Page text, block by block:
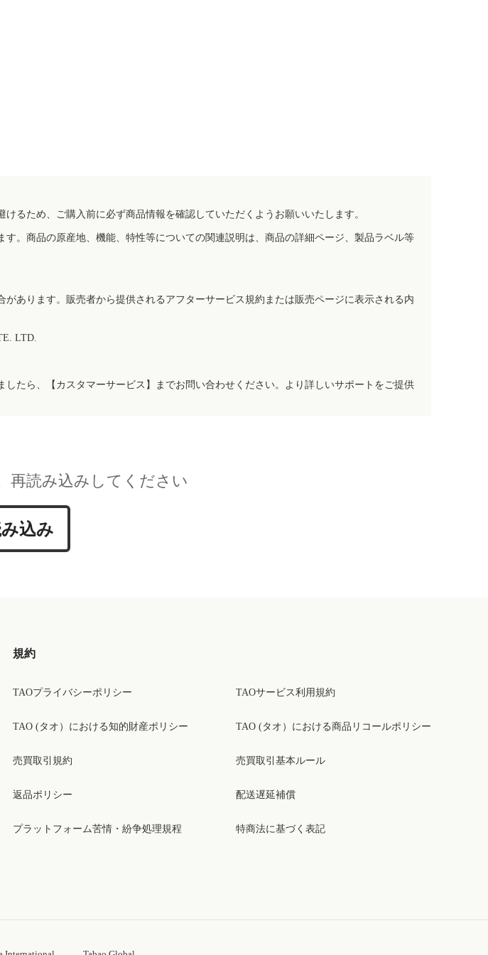
るため、ご購入前に必ず商品情報を確認していただくようお願いいたします。
。商品の原産地、機能、特性等についての関連説明は、商品の詳細ページ、製品ラベル等
あります。販売者から提供されるアフターサービス規約または販売ページに表示される内
LTD.
たら、【カスタマーサービス】までお問い合わせください。より詳しいサポートをご提供
再読み込みしてください
込み
規約
TAOプライバシーポリシー
TAO (タオ）における知的財産ポリシー
売買取引規約
返品ポリシー
プラットフォーム苦情・紛争処理規程
TAOサービス利用規約
TAO (タオ）における商品リコールポリシー
売買取引基本ルール
配送遅延補償
特商法に基づく表記